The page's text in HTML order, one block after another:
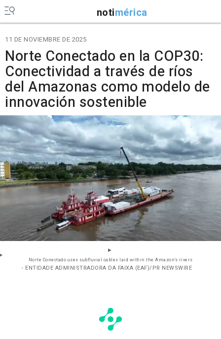
notimérica
11 DE NOVIEMBRE DE 2025
Norte Conectado en la COP30:
Conectividad a través de ríos
del Amazonas como modelo de
innovación sostenible
Norte Conectado uses subfluvial cables laid within the Amazon’s rivers
- ENTIDADE ADMINISTRADORA DA FAIXA (EAF)/PR NEWSWIRE